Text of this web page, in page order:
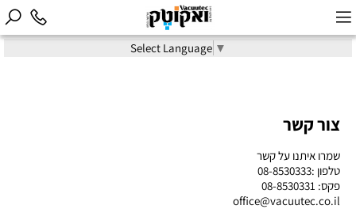
Select Language ▼
צור קשר
שמרו איתנו על קשר
טלפון :08-8530333
פקס: 08-8530331
office@vacuutec.co.il